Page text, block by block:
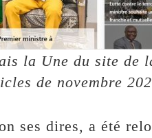
la Une du site de
de novembre
ses dires, a été